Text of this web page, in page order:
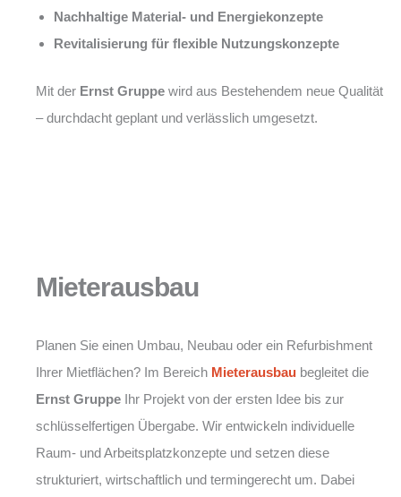
Nachhaltige Material- und Energiekonzepte
Revitalisierung für flexible Nutzungskonzepte
Mit der Ernst Gruppe wird aus Bestehendem neue Qualität
– durchdacht geplant und verlässlich umgesetzt.
Mieterausbau
Planen Sie einen Umbau, Neubau oder ein Refurbishment
Ihrer Mietflächen? Im Bereich Mieterausbau begleitet die
Ernst Gruppe Ihr Projekt von der ersten Idee bis zur
schlüsselfertigen Übergabe. Wir entwickeln individuelle
Raum- und Arbeitsplatzkonzepte und setzen diese
strukturiert, wirtschaftlich und termingerecht um. Dabei